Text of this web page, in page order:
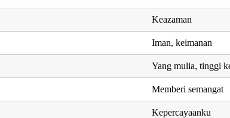
Keazaman
Iman, keimanan
Yang mulia, tinggi
Memberi semangat
Kepercayaanku